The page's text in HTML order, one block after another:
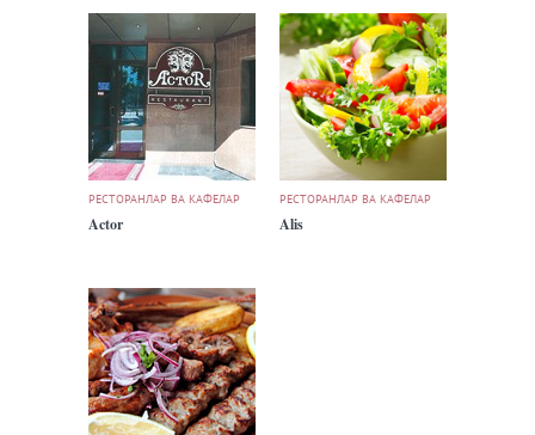
РЕСТОРАНЛАР ВА КАФЕЛАР
Actor
РЕСТОРАНЛАР ВА КАФЕЛАР
Alis